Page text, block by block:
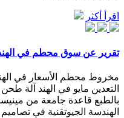
اقرأ أكثر
تقرير عن سوق محطم في
مخروط محطم الأسعار في
التعدين مايو في الهند آلة
بالطبع قاعدة جامعة من
الهندسة الجيوتقنية في تصاميم